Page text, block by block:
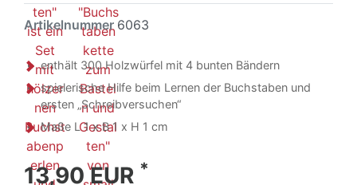
Artikelnummer 6063
enthält 300 Holzwürfel mit 4 bunten Bändern
spielerische Hilfe beim Lernen der Buchstaben und
ersten „Schreibversuchen“
Maße L 1 x B 1 x H 1 cm
13,90 EUR *